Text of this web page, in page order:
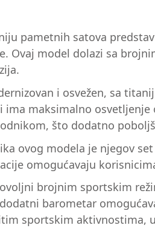
pametnih satova
Ovaj model dolazi sa
i osvežen, sa
maksimalno
što dodatno
ovog modela je njegov
omogućavaju
brojnim sportskim
barometar
sportskim aktivnostima,